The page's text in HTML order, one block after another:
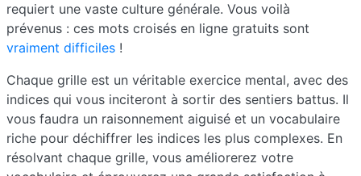
requiert une vaste culture générale. Vous voilà
prévenus : ces mots croisés en ligne gratuits sont
vraiment difficiles !
Chaque grille est un véritable exercice mental, avec des
indices qui vous inciteront à sortir des sentiers battus. Il
vous faudra un raisonnement aiguisé et un vocabulaire
riche pour déchiffrer les indices les plus complexes. En
résolvant chaque grille, vous améliorerez votre